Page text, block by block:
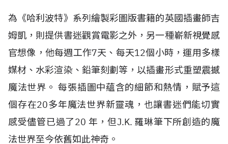
為《哈利波特》系列繪製彩圖版書籍的英國插畫師吉
姆凱，則提供書迷觀賞電影之外，另一種嶄新視覺感
官想像，他每週工作7天、每天12個小時，運用多樣
媒材、水彩渲染、鉛筆刻劃等，以插畫形式重塑震撼
魔法世界。 每張插圖中蘊含的細節和熱情，賦予這
個存在20多年魔法世界新靈魂，也讓書迷們能切實
感受儘管已過了20 年，但J.K. 羅琳筆下所創造的魔
法世界至今依舊如此神奇。